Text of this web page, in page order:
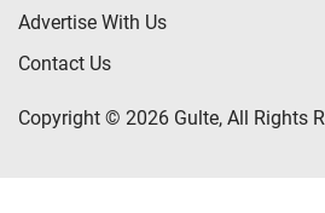
Advertise With Us
Contact Us
Copyright © 2026 Gulte, All Rights